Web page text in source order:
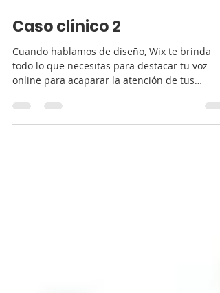
Caso clínico 2
Cuando hablamos de diseño, Wix te brinda
online para acaparar la atención de tus
lectores....